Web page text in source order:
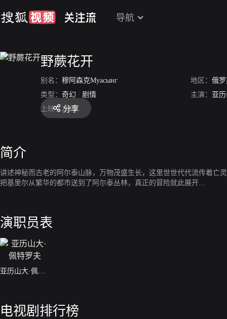
导航
野蕨花开
别名： 穆阿森克Муасынг 地区： 俄
类型： 奇幻 / 剧情 主演： 亚
上映： 2012
分享
简介
讲述神秘而古老的阿尔泰山脉，万物茂盛生长，这里世世代代流传着亡
把基里尔从繁华的都市送到了阿尔泰丛林，真正的冒险就此展开...
演职员表
亚历山大·佩特罗夫
电视剧排行榜